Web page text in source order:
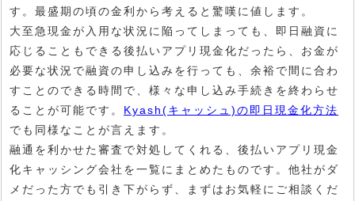
す。最盛期の頃の金利から考えると驚嘆に値します。
大至急現金が入用な状況に陥ってしまっても、即日融資に
応じることもできる後払いアプリ現金化だったら、お金が
必要な状況で融資の申し込みを行っても、余裕で間に合わ
すことのできる時間で、様々な申し込み手続きを終わらせ
ることが可能です。 Kyash(キャッシュ)の即日現金化方法
でも同様なことが言えます。
融通を利かせた審査で対処してくれる、後払いアプリ現金
化キャッシング会社を一覧にまとめたものです。他社がダ
メだった方でも引き下がらず、まずはお気軽にご相談くだ